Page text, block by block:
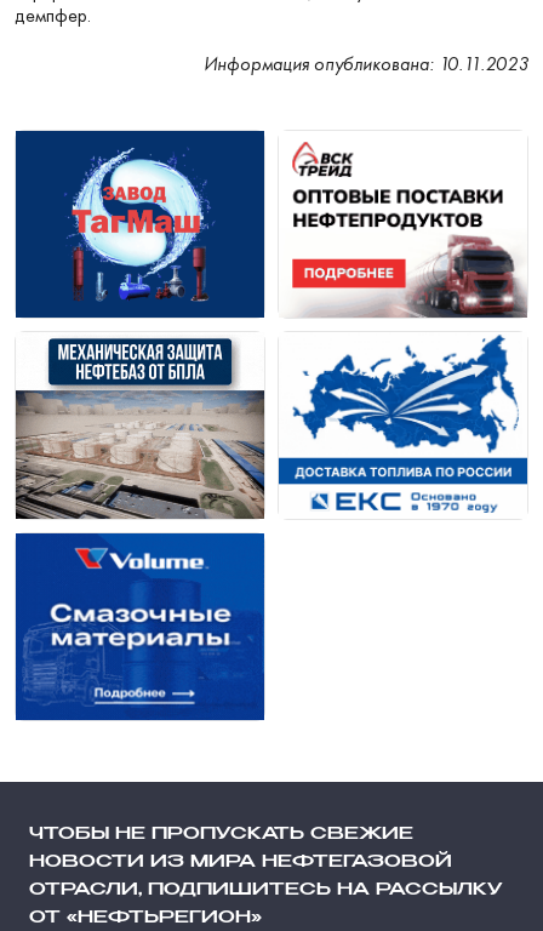
демпфер.
Информация опубликована: 10.11.2023
ЧТОБЫ НЕ ПРОПУСКАТЬ СВЕЖИЕ
НОВОСТИ ИЗ МИРА НЕФТЕГАЗОВОЙ
ОТРАСЛИ, ПОДПИШИТЕСЬ НА РАССЫЛКУ
ОТ «НЕФТЬРЕГИОН»